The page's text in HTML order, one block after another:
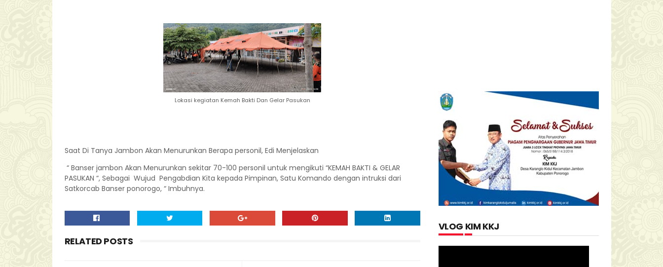
Lokasi kegiatan Kemah Bakti Dan Gelar Pasukan
Saat Di Tanya Jambon Akan Menurunkan Berapa personil, Edi Menjelaskan
“ Banser jambon Akan Menurunkan sekitar 70-100 personil untuk mengikuti “KEMAH BAKTI & GELAR
PASUKAN “, Sebagai Wujud Pengabdian Kita kepada Pimpinan, Satu Komando dengan intruksi dari
Satkorcab Banser ponorogo, “ Imbuhnya.
RELATED POSTS
VLOG KIM KKJ